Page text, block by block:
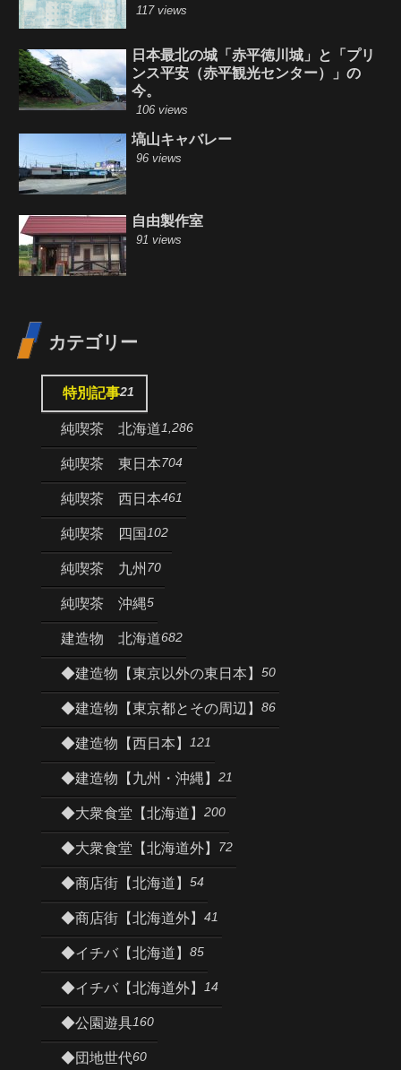
117 views
日本最北の城「赤平徳川城」と「プリ
ンス平安（赤平観光センター）」の
今。
106 views
塙山キャバレー
96 views
自由製作室
91 views
カテゴリー
特別記事21
純喫茶 北海道1,286
純喫茶 東日本704
純喫茶 西日本461
純喫茶 四国 102
純喫茶 九州 70
純喫茶 沖縄5
建造物 北海道682
◆建造物【東京以外の東日本】 50
◆建造物【東京都とその周辺】 86
◆建造物【西日本】 121
◆建造物【九州・沖縄】 21
◆大衆食堂【北海道】 200
◆大衆食堂【北海道外】 72
◆商店街【北海道】 54
◆商店街【北海道外】 41
◆イチバ【北海道】 85
◆イチバ【北海道外】 14
◆公園遊具160
◆団地世代60